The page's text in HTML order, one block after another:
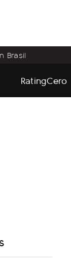
Brasil
RatingCero